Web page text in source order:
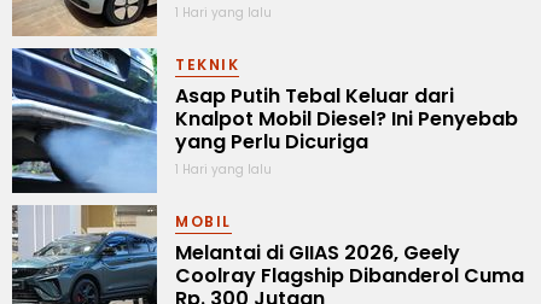
1 Hari yang lalu
TEKNIK
Asap Putih Tebal Keluar dari
Knalpot Mobil Diesel? Ini Penyebab
yang Perlu Dicuriga
1 Hari yang lalu
MOBIL
Melantai di GIIAS 2026, Geely
Coolray Flagship Dibanderol Cuma
Rp. 300 Jutaan